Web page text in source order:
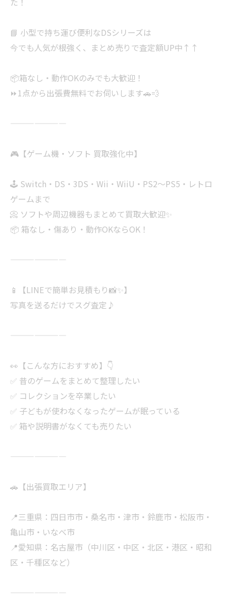
📘 小型で持ち運び便利なDSシリーズは
今でも人気が根強く、まとめ売りで査定額UP中↑↑
📦箱なし・動作OKのみでも大歓迎！
⏩1点から出張費無料でお伺いします🚗💨
———————
🎮【ゲーム機・ソフト 買取強化中】
🕹 Switch・DS・3DS・Wii・WiiU・PS2〜PS5・レトロ
ゲームまで
📀 ソフトや周辺機器もまとめて買取大歓迎✨
📦 箱なし・傷あり・動作OKならOK！
———————
📱【LINEで簡単お見積もり📸✨】
写真を送るだけでスグ査定♪
———————
👀【こんな方におすすめ】👇
✅ 昔のゲームをまとめて整理したい
✅ コレクションを卒業したい
✅ 子どもが使わなくなったゲームが眠っている
✅ 箱や説明書がなくても売りたい
———————
🚗【出張買取エリア】
📍三重県：四日市市・桑名市・津市・鈴鹿市・松阪市・
亀山市・いなべ市
📍愛知県：名古屋市（中川区・中区・北区・港区・昭和
区・千種区など）
———————